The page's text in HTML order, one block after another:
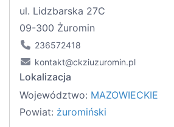
ul. Lidzbarska 27C
09-300 Żuromin
236572418
kontakt@ckziuzuromin.pl
Lokalizacja
Województwo: MAZOWIECKIE
Powiat: żuromiński